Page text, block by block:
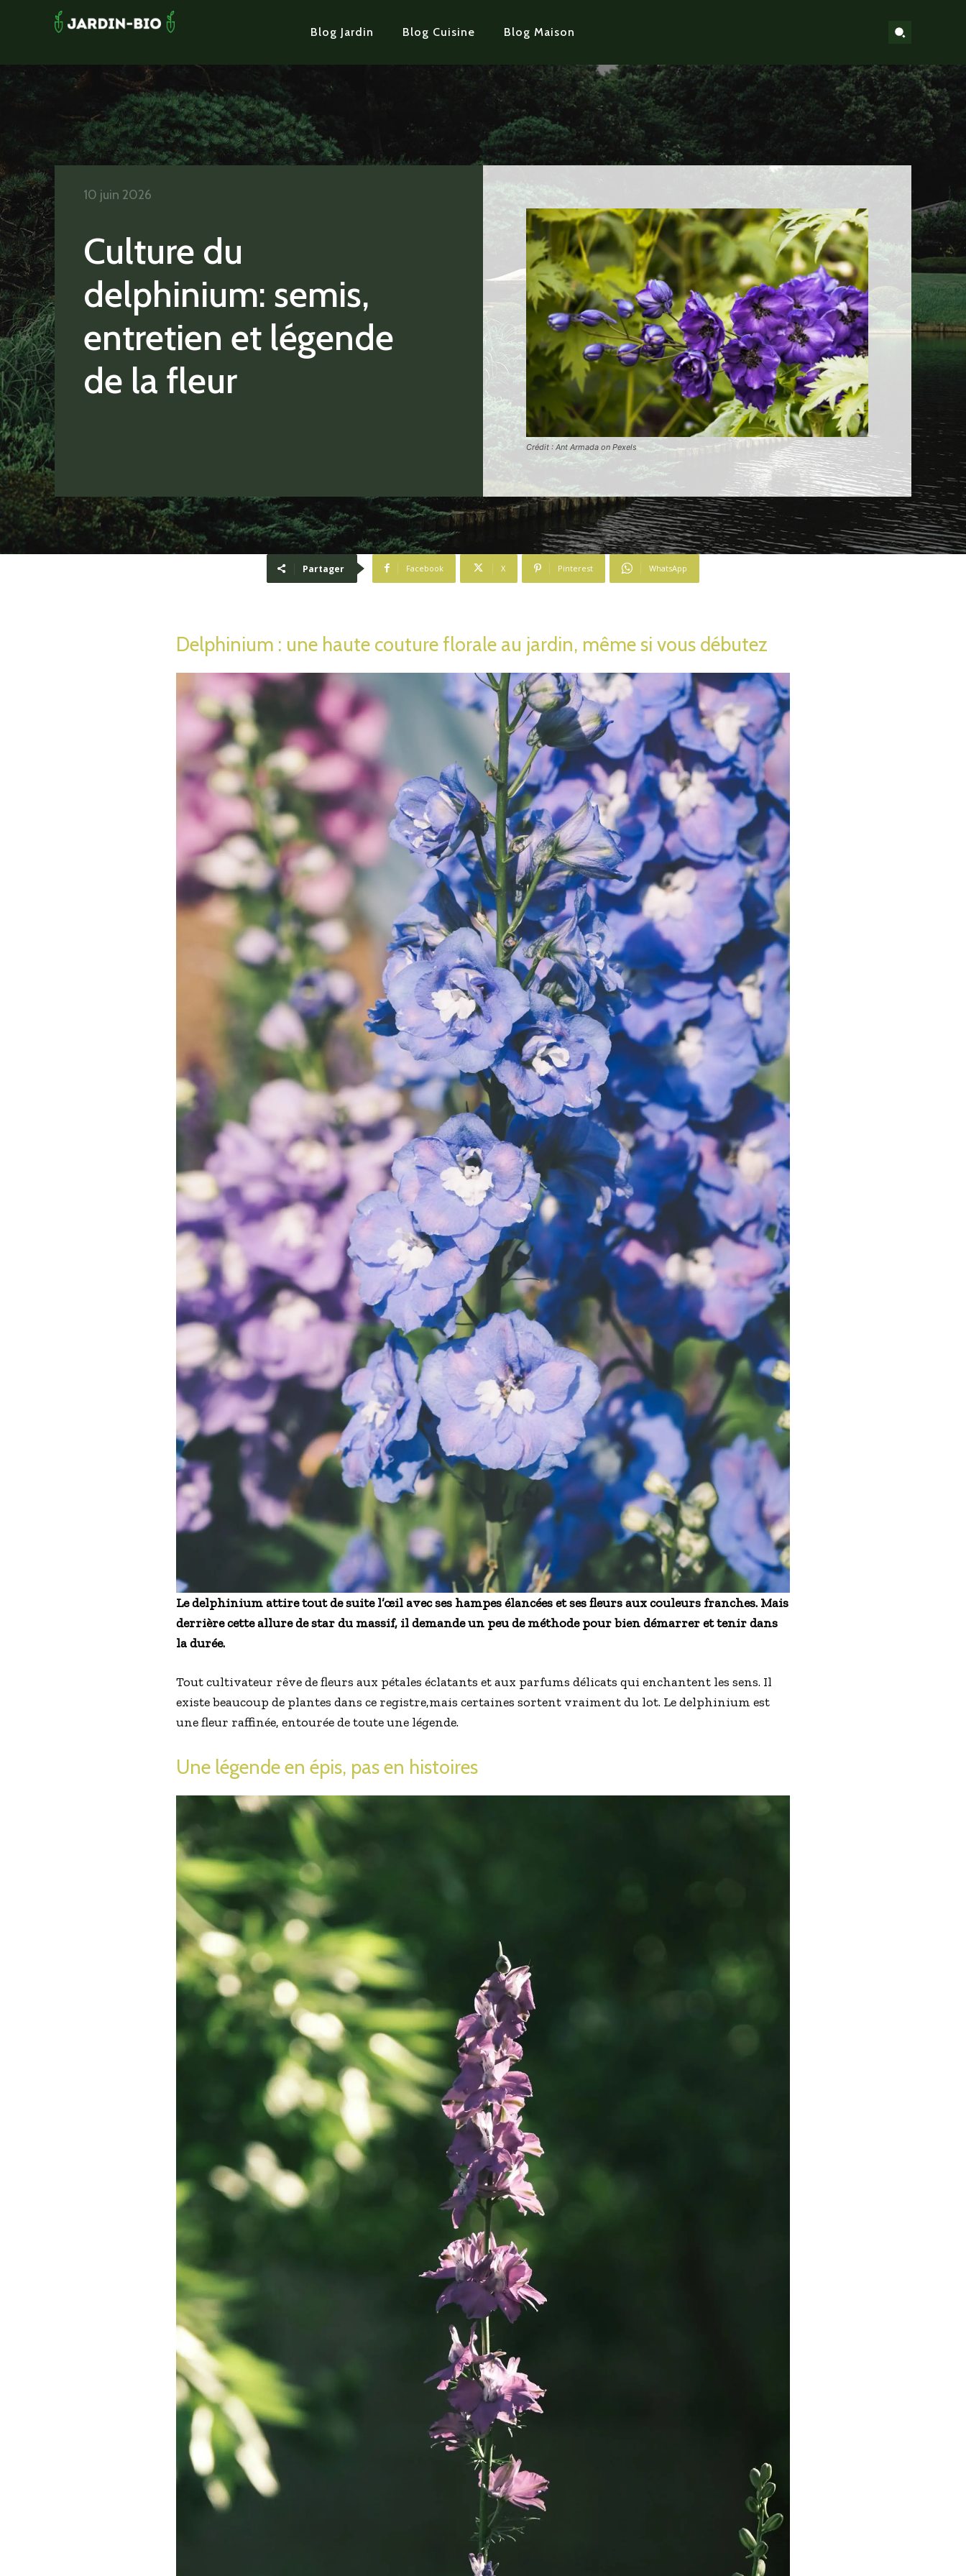
Blog Jardin Blog Cuisine Blog Maison
Culture du
delphinium: semis,
entretien et légende
de la fleur
Crédit : Ant Armada on Pexels
10 juin 2026
Partager Facebook X Pinterest WhatsApp
Delphinium : une haute couture florale au jardin, même si vous débutez
Le delphinium attire tout de suite l’œil avec ses hampes élancées et ses fleurs aux couleurs franches. Mais
derrière cette allure de star du massif, il demande un peu de méthode pour bien démarrer et tenir dans
la durée.
Tout cultivateur rêve de fleurs aux pétales éclatants et aux parfums délicats qui enchantent les sens. Il
existe beaucoup de plantes dans ce registre,mais certaines sortent vraiment du lot. Le delphinium est
une fleur raffinée, entourée de toute une légende.
Une légende en épis, pas en histoires